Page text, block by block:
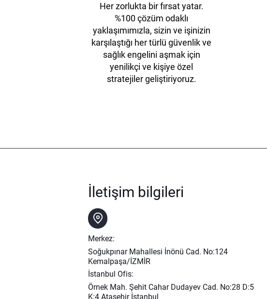
Her zorlukta bir fırsat yatar.
%100 çözüm odaklı
yaklaşımımızla, sizin ve işinizin
karşılaştığı her türlü güvenlik ve
sağlık engelini aşmak için
yenilikçi ve kişiye özel
stratejiler geliştiriyoruz.
İletişim bilgileri
Merkez:
Soğukpınar Mahallesi İnönü Cad. No:124
Kemalpaşa/İZMİR
İstanbul Ofis:
Örnek Mah. Şehit Cahar Dudayev Cad. No:28 D:5
K:4 Ataşehir İstanbul